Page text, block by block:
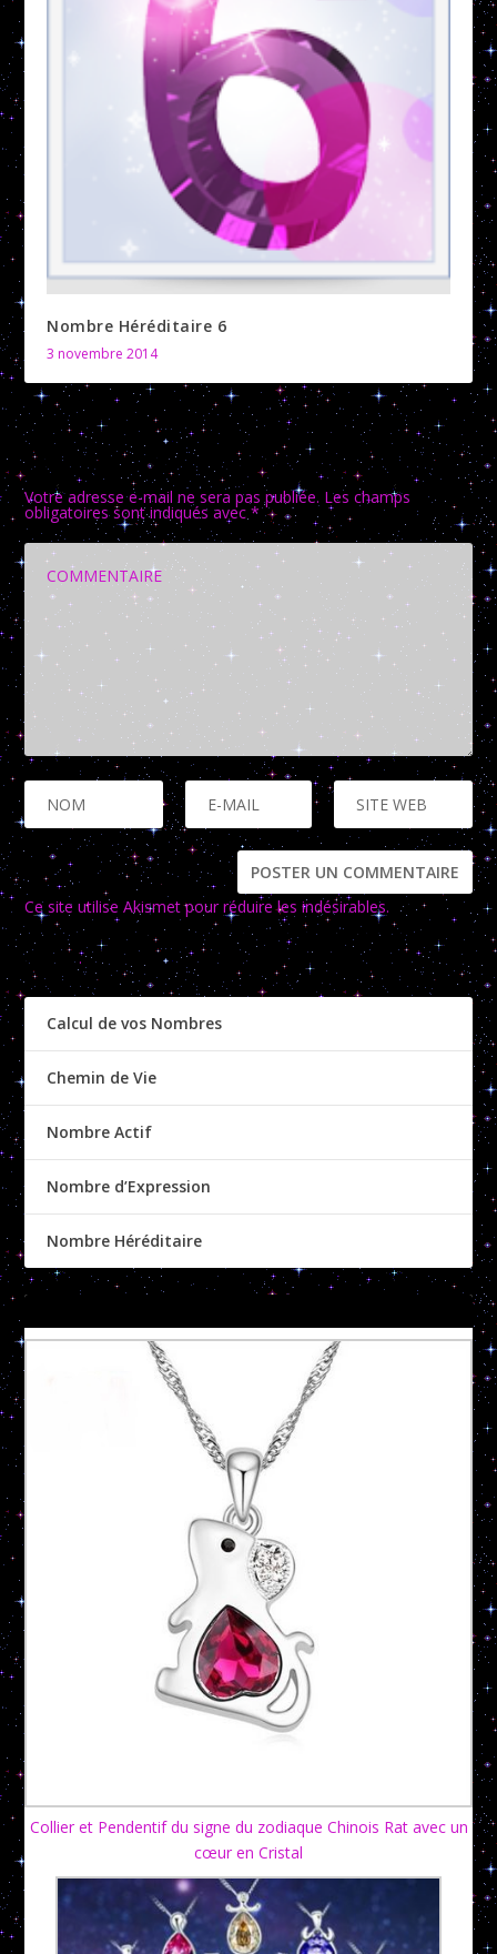
Nombre Héréditaire 6
3 novembre 2014
LAISSER UNE RÉPONSE
Votre adresse e-mail ne sera pas publiée. Les champs
obligatoires sont indiqués avec*
Ce site utilise Akismet pour réduire les indésirables. En savoir
plus sur la façon dont les données de vos commentaires sont
traitées.
Calcul de vos Nombres
Chemin de Vie
Nombre Actif
Nombre d’Expression
Nombre Héréditaire
Collier et Pendentif du signe du zodiaque Chinois Rat avec un
cœur en Cristal